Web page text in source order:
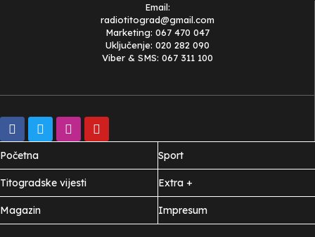
Email:
radiotitograd@gmail.com
Marketing: 067 470 047
Uključenje: 020 282 090
Viber & SMS: 067 311 100
Početna
Titogradske vijesti
Magazin
Sport
Extra +
Impresum